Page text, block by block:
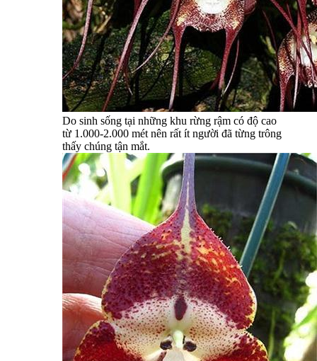
Do sinh sống tại những khu rừng rậm có độ cao
từ 1.000-2.000 mét nên rất ít người đã từng trông
thấy chúng tận mắt.